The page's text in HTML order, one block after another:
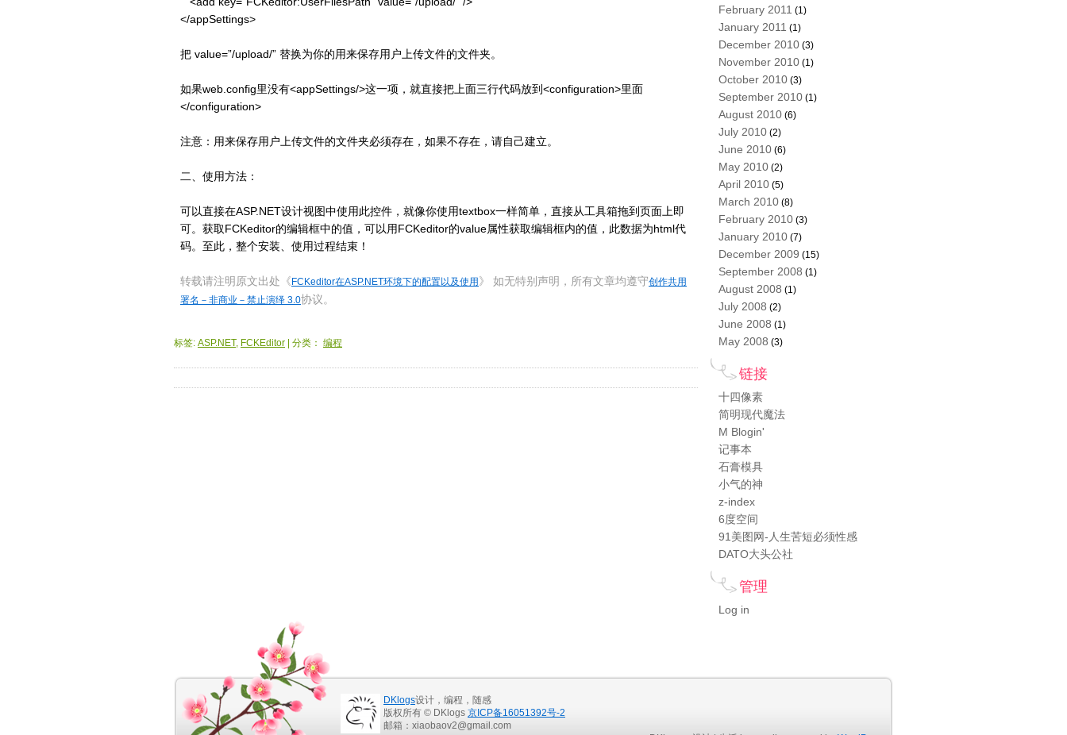
</appSettings>
把 value=”/upload/” 替换为你的用来保存用户上传文件的文件夹。
如果web.config里没有<appSettings/>这一项，就直接把上面三行代码放到<configuration>里面
</configuration>
注意：用来保存用户上传文件的文件夹必须存在，如果不存在，请自己建立。
二、使用方法：
可以直接在ASP.NET设计视图中使用此控件，就像你使用textbox一样简单，直接从工具箱拖到页面上即
可。获取FCKeditor的编辑框中的值，可以用FCKeditor的value属性获取编辑框内的值，此数据为html代
码。至此，整个安装、使用过程结束！
转载请注明原文出处《 FCKeditor在ASP.NET环境下的配置以及使用 》 如无特别声明，所有文章均遵守创作共用
署名－非商业－禁止演绎 3.0协议。
标签: ASP.NET, FCKEditor | 分类： 编程
February 2011 (1)
January 2011 (1)
December 2010 (3)
November 2010 (1)
October 2010 (3)
September 2010 (1)
August 2010 (6)
July 2010 (2)
June 2010 (6)
May 2010 (2)
April 2010 (5)
March 2010 (8)
February 2010 (3)
January 2010 (7)
December 2009 (15)
September 2008 (1)
August 2008 (1)
July 2008 (2)
June 2008 (1)
May 2008 (3)
链接
十四像素
简明现代魔法
M Blogin'
记事本
石膏模具
小气的神
z-index
6度空间
91美图网-人生苦短必须性感
DATO大头公社
管理
Log in
DKlogs设计，编程，随感
版权所有 © DKlogs 京ICP备16051392号-2
邮箱：xiaobaov2@gmail.com